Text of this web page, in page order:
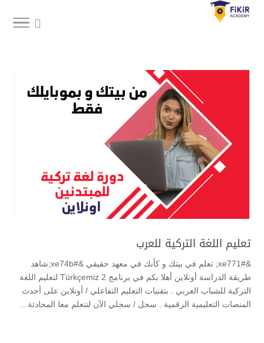
تعليم اللغة التركية للعرب
&#xe771; تعلم في بيتك و كأنك في معهد حقيقي &#xe74b;شاهد
طريقة الدراسة أونلاين أهلا بكم في برنامج 2 Türkçemiz لتعليم اللغة
التركية للشباب العربي . بتقنيات التعليم التفاعلي / أونلاين على أحدث
المنصات التعليمية الرقمية . سجل / سجلي الآن لنتعلم معا المحادثة...